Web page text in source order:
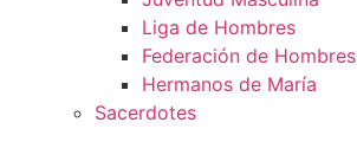
Liga de Hombres
Federación de Hombres
Hermanos de María
Sacerdotes